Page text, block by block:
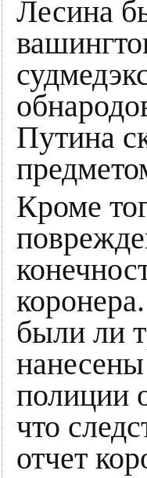
Лесина
Путина
Кроме
были ли
полиции
что
отчет